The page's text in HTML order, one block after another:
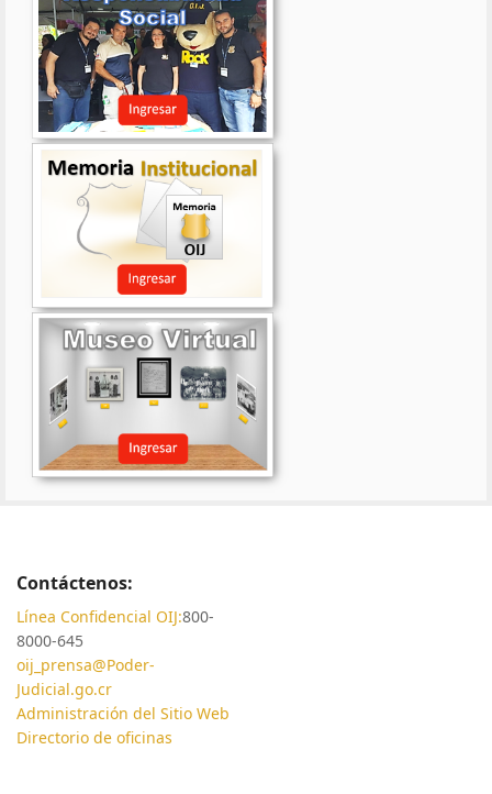
Contáctenos:
Línea Confidencial OIJ:800-
8000-645
oij_prensa@Poder-
Judicial.go.cr
Administración del Sitio Web
Directorio de oficinas